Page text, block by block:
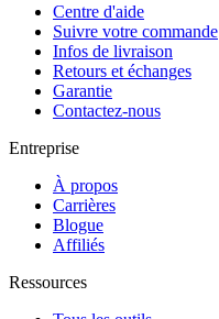
Centre d'aide
Suivre votre commande
Infos de livraison
Retours et échanges
Garantie
Contactez-nous
Entreprise
À propos
Carrières
Blogue
Affiliés
Ressources